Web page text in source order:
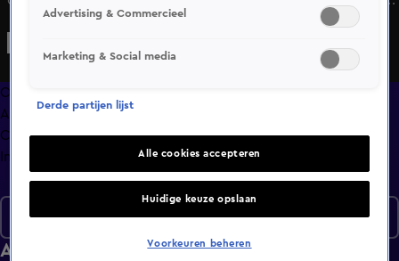
schieten als ze een juwelier beroven, alles wordt gefilmd.
in Amerika?
Overzicht
Afleveringen
Clips
Info
Afleveringen
Seizoen 2026
Advertising & Commercieel
Marketing & Social media
Derde partijen lijst
Alle cookies accepteren
Huidige keuze opslaan
Voorkeuren beheren